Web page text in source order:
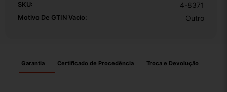
SKU: 4-8371
Motivo De GTIN Vacío: Outro
Garantia Certificado de Procedência Troca e Devolução